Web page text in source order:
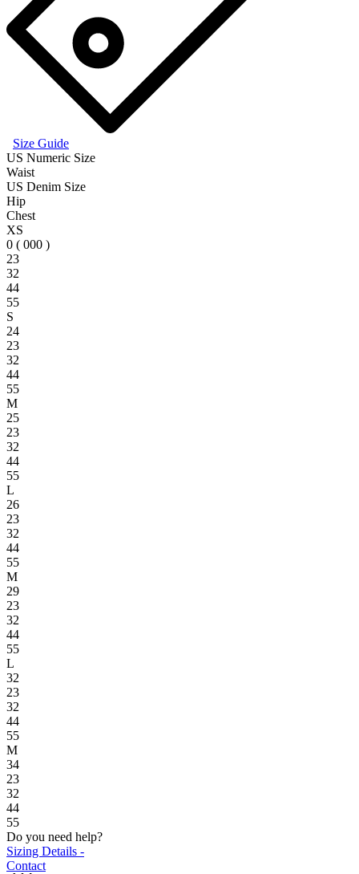
Size Guide
US Numeric Size
Waist
US Denim Size
Hip
Chest
XS
0 ( 000 )
23
32
44
55
S
24
23
32
44
55
M
25
23
32
44
55
L
26
23
32
44
55
M
29
23
32
44
55
L
32
23
32
44
55
M
34
23
32
44
55
Do you need help?
Sizing Details -
Contact